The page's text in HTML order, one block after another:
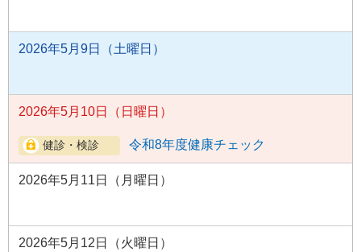
2026年5月9日（土曜日）
2026年5月10日（日曜日）
令和8年度健康チェック
2026年5月11日（月曜日）
2026年5月12日（火曜日）